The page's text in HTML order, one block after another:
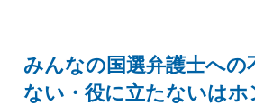
みんなの国選弁護士へ
ない・役に立たないはホ